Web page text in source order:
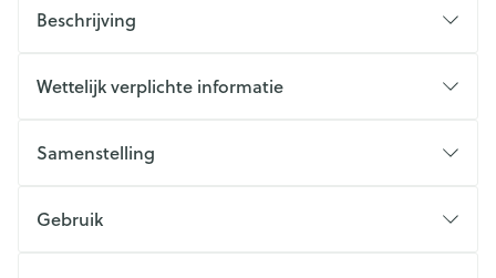
Beschrijving
Wettelijk verplichte informatie
Samenstelling
Gebruik